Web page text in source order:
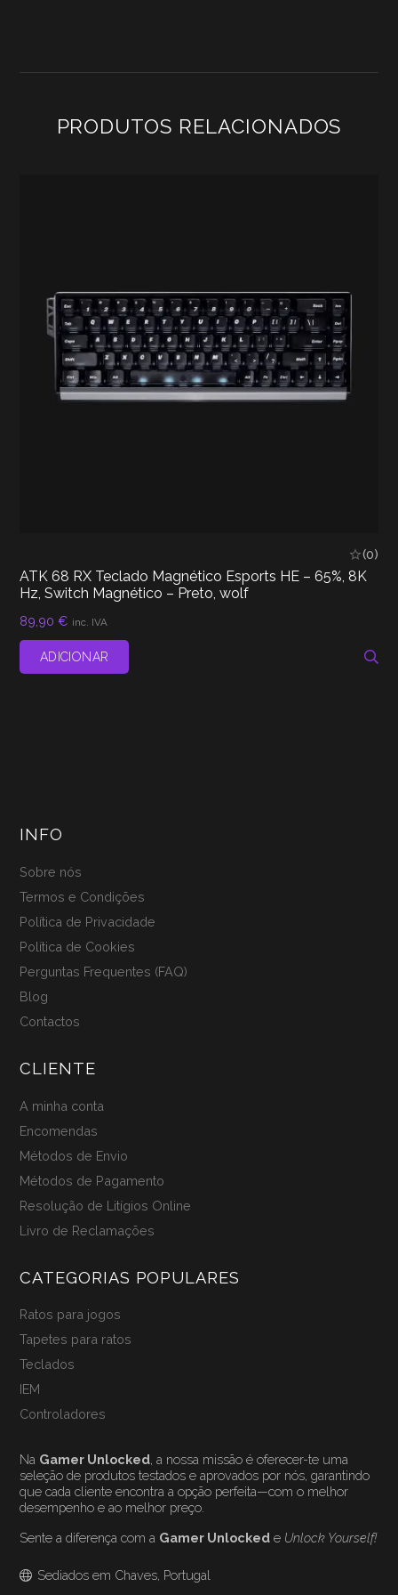
PRODUTOS RELACIONADOS
(0)
ATK 68 RX Teclado Magnético Esports HE – 65%, 8K
Hz, Switch Magnético – Preto, wolf
89,90€ inc. IVA
ADICIONAR
INFO
Sobre nós
Termos e Condições
Política de Privacidade
Política de Cookies
Perguntas Frequentes (FAQ)
Blog
Contactos
CLIENTE
A minha conta
Encomendas
Métodos de Envio
Métodos de Pagamento
Resolução de Litígios Online
Livro de Reclamações
CATEGORIAS POPULARES
Ratos para jogos
Tapetes para ratos
Teclados
IEM
Controladores
Na Gamer Unlocked , a nossa missão é oferecer-te uma
seleção de produtos testados e aprovados por nós, garantindo
que cada cliente encontra a opção perfeita—com o melhor
desempenho e ao melhor preço.
Sente a diferença com a Gamer Unlocked e Unlock Yourself!
Sediados em Chaves, Portugal